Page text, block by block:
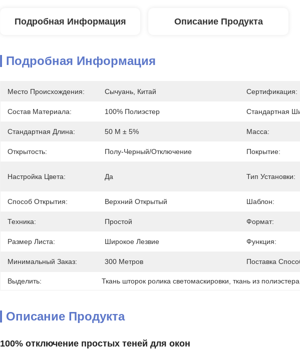
Подробная Информация Описание Продукта
Подробная Информация
Место Происхождения: Сычуань, Китай Сертификация:
Состав Материала: 100% Полиэстер Стандартная
Стандартная Длина: 50 М ± 5% Масса:
Открытость: Полу-Черный/отключение Покрытие:
Настройка Цвета: Да Тип Установки:
Способ Открытия: Верхний Открытый Шаблон:
Техника: Простой Формат:
Размер Листа: Широкое Лезвие Функция:
Минимальный Заказ: 300 Метров Поставка
Выделить: Ткань шторок ролика светомаскировки , ткань из полиэстера
Описание Продукта
100% отключение простых теней для окон